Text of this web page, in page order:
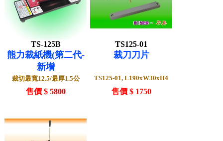
TS-125B
熊力裁紙機(第二代-
新增
裁切最寬12.5/最厚1.5公
售價 $ 5800
TS125-01
裁刀刀片
TS125-01, L190xW30xH4
售價 $ 1750